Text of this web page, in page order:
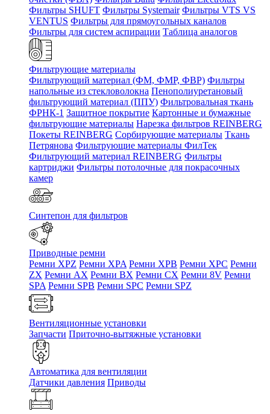
Фильтры SHUFT Фильтры Systemair Фильтры VTS VS
VENTUS Фильтры для прямоугольных каналов
Фильтры для систем аспирации Таблица аналогов
Фильтрующие материалы
Фильтрующий материал (ФМ, ФМР, ФВР) Фильтры
напольные из стекловолокна Пенополиуретановый
фильтрующий материал (ППУ) Фильтровальная ткань
ФРНК-1 Защитное покрытие Картонные и бумажные
фильтрующие материалы Нарезка фильтров REINBERG
Покеты REINBERG Сорбирующие материалы Ткань
Петрянова Фильтрующие материалы ФилТек
Фильтрующий материал REINBERG Фильтры
картриджи Фильтры потолочные для покрасочных
камер
Синтепон для фильтров
Приводные ремни
Ремни XPZ Ремни XPA Ремни XPB Ремни XPC Ремни
ZX Ремни AX Ремни BX Ремни CX Ремни 8V Ремни
SPA Ремни SPB Ремни SPC Ремни SPZ
Вентиляционные установки
Запчасти Приточно-вытяжные установки
Автоматика для вентиляции
Датчики давления Приводы